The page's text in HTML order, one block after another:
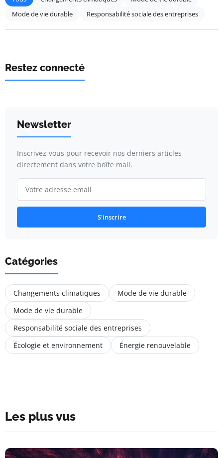
Mode de vie durable
Responsabilité sociale des entreprises
Restez connecté
Newsletter
Inscrivez-vous pour recevoir nos derniers articles
directement dans votre boîte mail.
S'inscrire
Catégories
Changements climatiques
Mode de vie durable
Mode de vie durable
Responsabilité sociale des entreprises
Écologie et environnement
Énergie renouvelable
Les plus vus